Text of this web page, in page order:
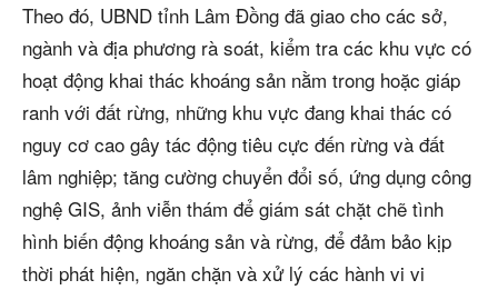
Theo đó, UBND tỉnh Lâm Đồng đã giao cho các sở,
ngành và địa phương rà soát, kiểm tra các khu vực có
hoạt động khai thác khoáng sản nằm trong hoặc giáp
ranh với đất rừng, những khu vực đang khai thác có
nguy cơ cao gây tác động tiêu cực đến rừng và đất
lâm nghiệp; tăng cường chuyển đổi số, ứng dụng công
nghệ GIS, ảnh viễn thám để giám sát chặt chẽ tình
hình biến động khoáng sản và rừng, để đảm bảo kịp
thời phát hiện, ngăn chặn và xử lý các hành vi vi